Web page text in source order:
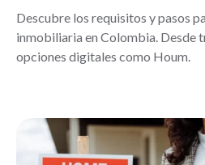
Descubre los requisitos y pasos
inmobiliaria en Colombia. Desde
opciones digitales como Houm.